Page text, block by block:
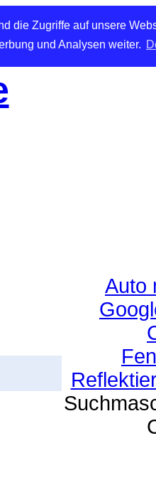
die Zugriffe auf unsere
und Analysen weiter.
Auto